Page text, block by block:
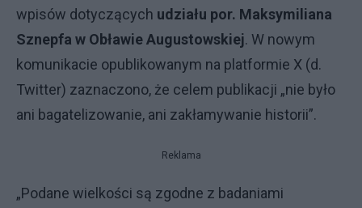
wpisów dotyczących udziału por. Maksymiliana
Sznepfa w Obławie Augustowskiej. W nowym
komunikacie opublikowanym na platformie X (d.
Twitter) zaznaczono, że celem publikacji „nie było
ani bagatelizowanie, ani zakłamywanie historii”.
Reklama
„Podane wielkości są zgodne z badaniami